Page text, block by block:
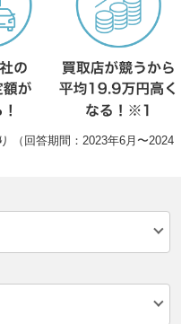
（回答期間：2023年6月〜2024